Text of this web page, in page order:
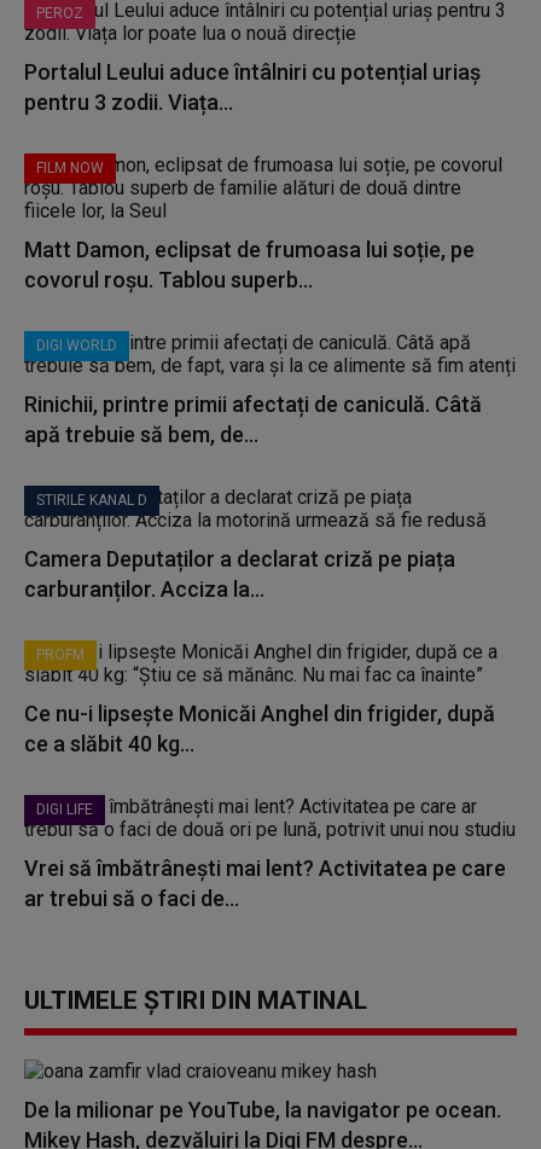
PEROZ
Portalul Leului aduce întâlniri cu potențial uriaș
pentru 3 zodii. Viața...
FILM NOW
Matt Damon, eclipsat de frumoasa lui soție, pe
covorul roșu. Tablou superb...
DIGI WORLD
Rinichii, printre primii afectați de caniculă. Câtă
apă trebuie să bem, de...
STIRILE KANAL D
Camera Deputaților a declarat criză pe piața
carburanților. Acciza la...
PROFM
Ce nu-i lipsește Monicăi Anghel din frigider, după
ce a slăbit 40 kg...
DIGI LIFE
Vrei să îmbătrânești mai lent? Activitatea pe care
ar trebui să o faci de...
ULTIMELE ȘTIRI DIN MATINAL
De la milionar pe YouTube, la navigator pe ocean.
Mikey Hash, dezvăluiri la Digi FM despre...